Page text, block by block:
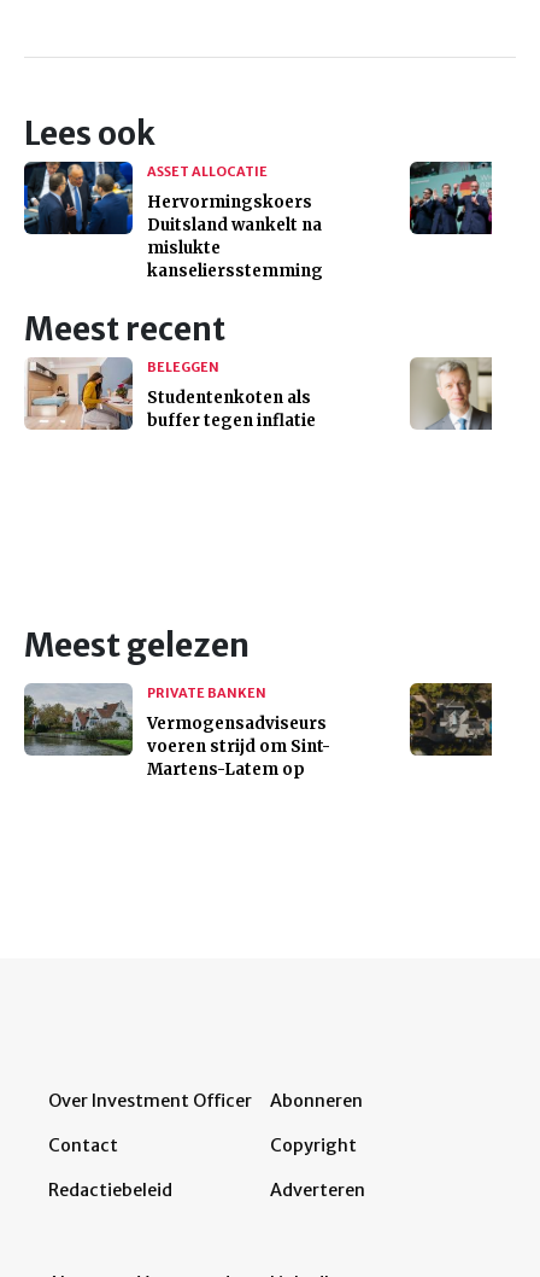
Lees ook
ASSET ALLOCATIE
Hervormingskoers
Duitsland wankelt na
mislukte
kanseliersstemming
Meest recent
BELEGGEN
Studentenkoten als
buffer tegen inflatie
Meest gelezen
PRIVATE BANKEN
Vermogensadviseurs
voeren strijd om Sint-
Martens-Latem op
Over Investment Officer
Contact
Redactiebeleid
Abonneren
Copyright
Adverteren